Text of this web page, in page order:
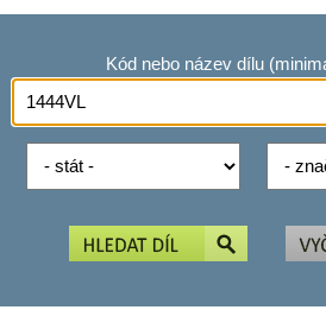
Kód nebo název dílu